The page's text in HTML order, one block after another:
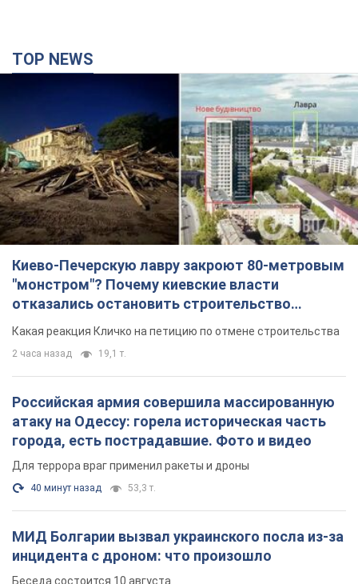
Киево-Печерскую лавру закроют 80-метровым
"монстром"? Почему киевские власти
отказались остановить строительство
небоскреба "московского верующего"
Какая реакция Кличко на петицию по отмене строительства
2 часа назад 19,1 т.
Российская армия совершила массированную
атаку на Одессу: горела историческая часть
города, есть пострадавшие. Фото и видео
Для террора враг применил ракеты и дроны
40 минут назад 53,3 т.
МИД Болгарии вызвал украинского посла из-за
инцидента с дроном: что произошло
Беседа состоится 10 августа
2 часа назад 3,6 т.